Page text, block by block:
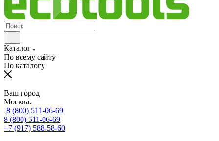
Каталог
По всему сайту
По каталогу
Ваш город
Москва
8 (800) 511-06-69
8 (800) 511-06-69
+7 (917) 588-58-60